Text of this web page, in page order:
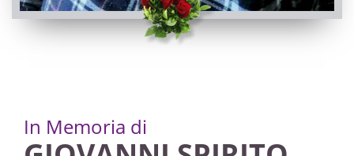
In Memoria di
Visibile a tutti gli utenti
INVIA CONDOGLIANZE